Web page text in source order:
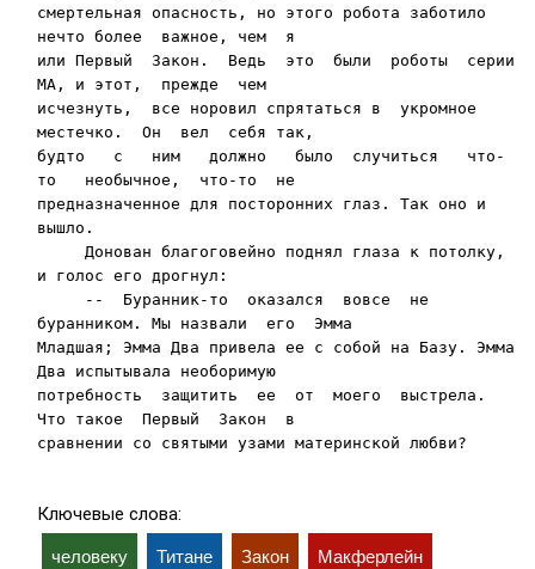
смертельная опасность, но этого ро­бота заботило
нечто более  важное, чем  я
или Первый  Закон.  Ведь  это  были  роботы  серии
МА, и этот,  прежде  чем
исчезнуть,  все норовил спрятаться в  укромное
местечко.  Он  вел  себя так,
будто   с   ним   должно   было  случиться   что-
то   необычное,  что-то  не
предназначенное для посторонних глаз. Так оно и
вышло.
и голос его дрогнул:
буранником. Мы назвали  его  Эмма
Младшая; Эмма Два привела ее с собой на Базу. Эмма
Два испытывала необоримую
по­требность  защитить  ее  от  моего  выстрела.
Что такое  Первый  Закон  в
Ключевые слова:
человеку Титане Закон Макферлейн